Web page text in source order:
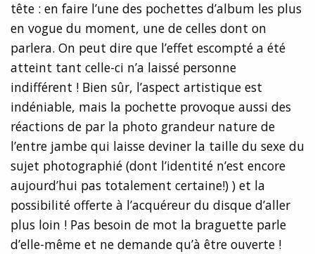
tête : en faire l’une des pochettes d’album les plus
en vogue du moment, une de celles dont on
parlera. On peut dire que l’effet escompté a été
atteint tant celle-ci n’a laissé personne
indifférent ! Bien sûr, l’aspect artistique est
indéniable, mais la pochette provoque aussi des
réactions de par la photo grandeur nature de
l’entre jambe qui laisse deviner la taille du sexe du
sujet photographié (dont l’identité n’est encore
aujourd’hui pas totalement certaine!) ) et la
possibilité offerte à l’acquéreur du disque d’aller
plus loin ! Pas besoin de mot la braguette parle
d’elle-même et ne demande qu’à être ouverte !